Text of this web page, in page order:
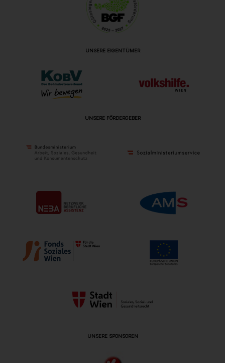
UNSERE EIGENTÜMER
UNSERE FÖRDERGEBER
UNSERE SPONSOREN